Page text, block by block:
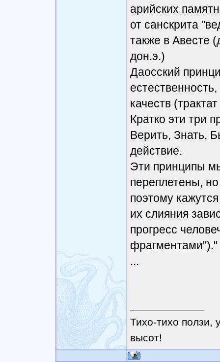
арийских
от санскрита
также в Авесте
дон.э.)
Даосский
качеств
Кратко эти три
Верить, Знать,
действие.
Эти принципы
переплетены,
поэтому
их слияния
прогресс
фрагментами")."
...
Тихо-тихо ползи,
высот!